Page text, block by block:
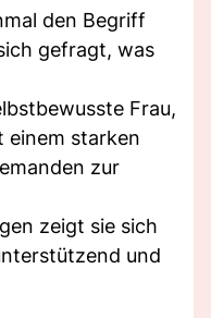
den Begriff
gefragt, was
Frau,
einem starken
zur
zeigt sie sich
und